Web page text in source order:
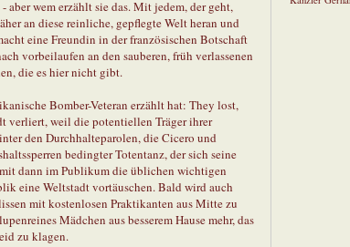
wem erzählt sie das. Mit jedem, der geht,
an diese reinliche, gepflegte Welt heran und
eine Freundin in der französischen Botschaft
vorbeilaufen an den sauberen, früh verlassenen
die es hier nicht gibt.
Bomber-Veteran erzählt hat: They lost,
verliert, weil die potentiellen Träger ihrer
den Durchhalteparolen, die Cicero und
bedingter Totentanz, der sich seine
dann im Publikum die üblichen wichtigen
eine Weltstadt vortäuschen. Bald wird auch
mit kostenlosen Praktikanten aus Mitte zu
Mädchen aus besserem Hause mehr, das
zu klagen.